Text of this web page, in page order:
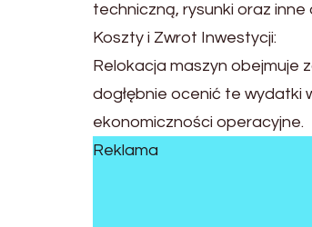
techniczną, rysunki oraz
Koszty i Zwrot Inwestycji:
Relokacja maszyn obejmuje
dogłębnie ocenić te wydatki
ekonomiczności operacyjne.
Reklama